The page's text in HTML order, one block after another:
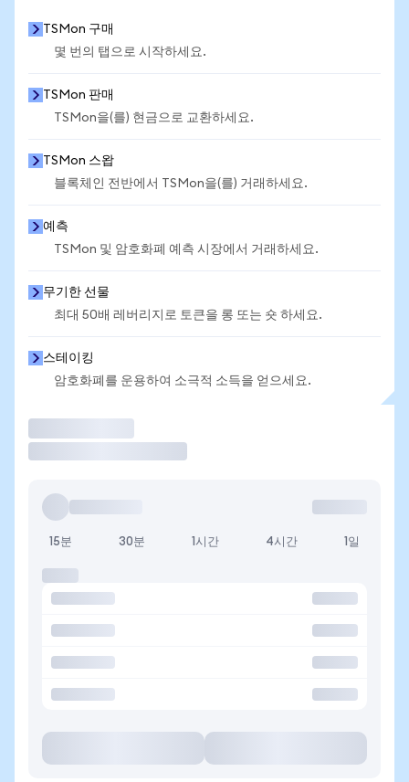
TSMon 구매
몇 번의 탭으로 시작하세요.
TSMon 판매
TSMon을(를) 현금으로 교환하세요.
TSMon 스왑
블록체인 전반에서 TSMon을(를) 거래하세요.
예측
TSMon 및 암호화폐 예측 시장에서 거래하세요.
무기한 선물
최대 50배 레버리지로 토큰을 롱 또는 숏 하세요.
스테이킹
암호화폐를 운용하여 소극적 소득을 얻으세요.
15분 30분 1시간 4시간 1일